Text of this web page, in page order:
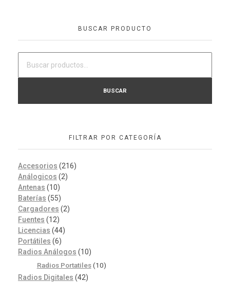
BUSCAR PRODUCTO
BUSCAR
FILTRAR POR CATEGORÍA
Accesorios (216)
Análogicos (2)
Antenas (10)
Baterías (55)
Cargadores (2)
Fuentes (12)
Licencias (44)
Portátiles (6)
Radios Análogos (10)
Radios Portatiles (10)
Radios Digitales (42)